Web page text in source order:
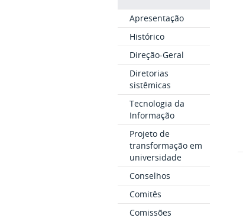
Apresentação
Histórico
Direção-Geral
Diretorias
sistêmicas
Tecnologia da
Informação
Projeto de
transformação em
universidade
Conselhos
Comitês
Comissões